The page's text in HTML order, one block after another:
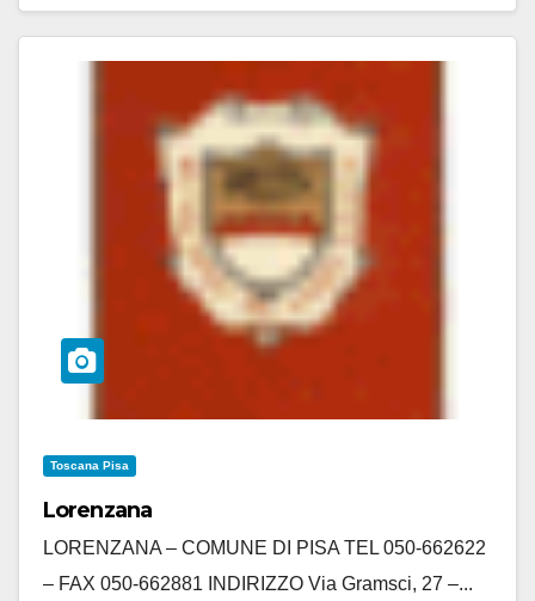
Toscana Pisa
Lorenzana
LORENZANA – COMUNE DI PISA TEL 050-662622
– FAX 050-662881 INDIRIZZO Via Gramsci, 27 –...